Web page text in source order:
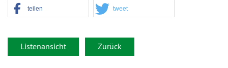
teilen tweet
Listenansicht Zurück